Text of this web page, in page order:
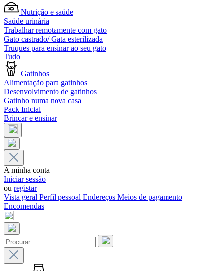
Nutrição e saúde
Saúde urinária
Trabalhar remotamente com gato
Gato castrado/ Gata esterilizada
Truques para ensinar ao seu gato
Tudo
Gatinhos
Alimentação para gatinhos
Desenvolvimento de gatinhos
Gatinho numa nova casa
Pack Inicial
Brincar e ensinar
A minha conta
Iniciar sessão
ou registar
Vista geral Perfil pessoal Endereços Meios de pagamento
Encomendas